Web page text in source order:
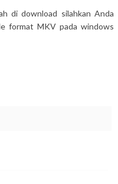
di download silahkan Anda
format MKV pada windows